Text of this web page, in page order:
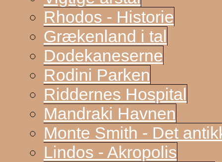
Rhodos - Historie
Grækenland i tal
Dodekaneserne
Rodini Parken
Riddernes Hospital
Mandraki Havnen
Monte Smith - Det
Lindos - Akropolis